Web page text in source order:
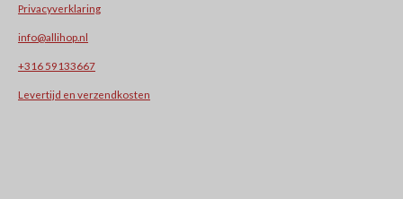
Privacyverklaring
info@allihop.nl
+31 6 59133667
Levertijd en verzendkosten